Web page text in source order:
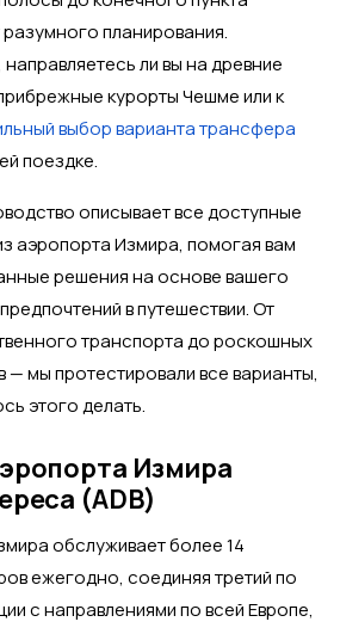
планирования.
ли вы на древние
курорты Чешме или к
выбор варианта трансфера
поездке.
описывает все доступные
аэропорта Измира, помогая вам
решения на основе вашего
в путешествии. От
транспорта до роскошных
мы протестировали все варианты,
этого делать.
Измира
(ADB)
обслуживает более 14
ежегодно, соединяя третий по
с направлениями по всей Европе,